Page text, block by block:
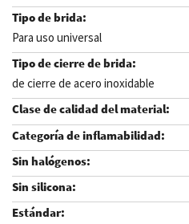
Para uso universal
de cierre de acero inoxidable